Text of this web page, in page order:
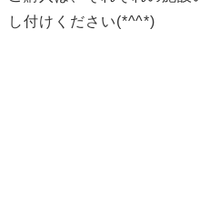
し付けください(*^^*)